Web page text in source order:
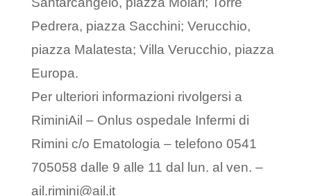
Pedrera, piazza Sacchini; Verucchio,
piazza Malatesta; Villa Verucchio, piazza
Europa.
Per ulteriori informazioni rivolgersi a
RiminiAil – Onlus ospedale Infermi di
Rimini c/o Ematologia – telefono 0541
705058 dalle 9 alle 11 dal lun. al ven. –
ail.rimini@ail.it